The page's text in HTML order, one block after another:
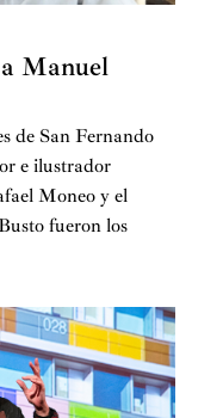
Manuel
de San Fernando
e ilustrador
Moneo y el
fueron los